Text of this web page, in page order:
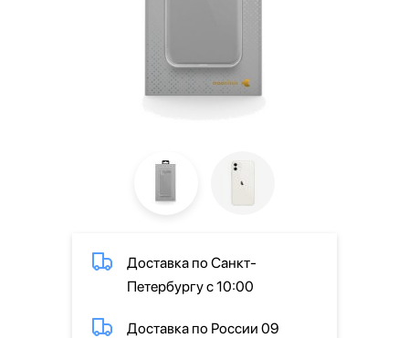
Доставка по Санкт-
Петербургу с 10:00
Доставка по России 09